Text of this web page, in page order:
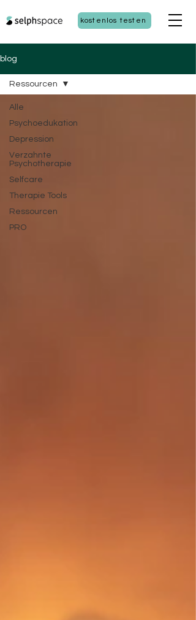
kostenlos testen
blog
Alle
Psychoedukation
Depression
Verzahnte
Psychotherapie
Selfcare
Therapie Tools
Ressourcen
PRO
Ressourcen